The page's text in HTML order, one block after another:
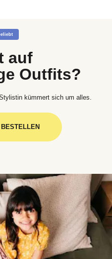
auf
Outfits?
kümmert sich um alles.